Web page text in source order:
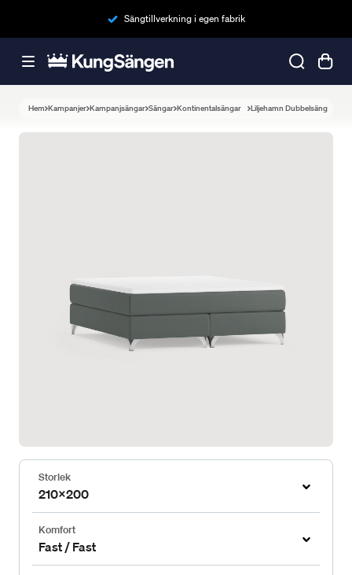
Sängtillverkning i egen fabrik
Hem Kampanjer Kampanjsängar Sängar Kontinentalsängar Liljehamn Dubbelsäng
Storlek
210x200
Komfort
Fast / Fast